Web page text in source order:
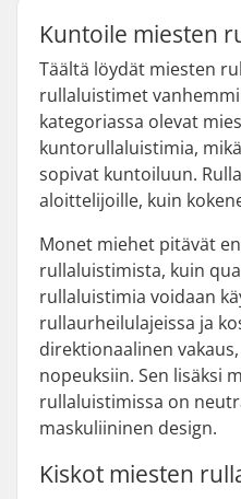
Kuntoile miesten
Täältä löydät miesten
rullaluistimet
kategoriassa olevat
kuntorullaluistimia,
sopivat kuntoiluun.
aloittelijoille, kuin
Monet miehet pitävät
rullaluistimista, kuin
rullaluistimia voidaan
rullaurheilulajeissa ja
direktionaalinen
nopeuksiin. Sen lisäksi
rullaluistimissa on
maskuliininen design.
Kiskot miesten